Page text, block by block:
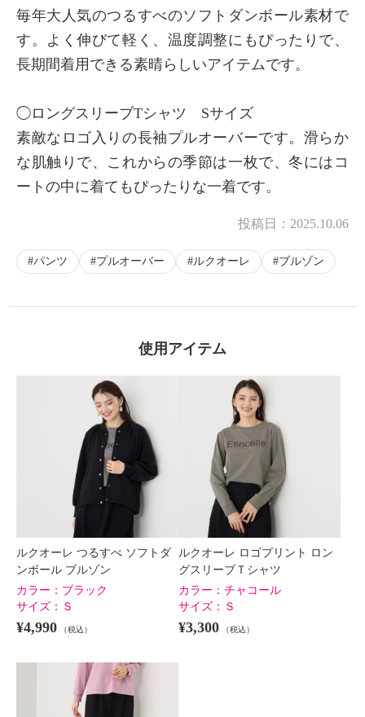
毎年大人気のつるすべのソフトダンボール素材で
す。よく伸びて軽く、温度調整にもぴったりで、
長期間着用できる素晴らしいアイテムです。
◯ロングスリーブTシャツ Sサイズ
素敵なロゴ入りの長袖プルオーバーです。滑らか
な肌触りで、これからの季節は一枚で、冬にはコ
ートの中に着てもぴったりな一着です。
投稿日： 2025.10.06
パンツ プルオーバー ルクオーレ ブルゾン
使用アイテム
ルクオーレ つるすべ ソフトダ
ンボール ブルゾン
カラー： ブラック
サイズ： Ｓ
¥4,990 （税込）
ルクオーレ ロゴプリント ロン
グスリーブＴシャツ
カラー： チャコール
サイズ： Ｓ
¥3,300 （税込）